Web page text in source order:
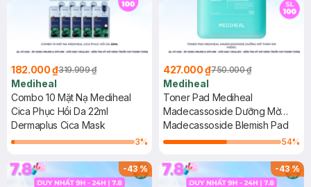
182.000 ₫319.999 ₫
Mediheal
Combo 10 Mặt Nạ Mediheal
Cica Phục Hồi Da 22ml
Dermaplus Cica Mask
3%
427.000 ₫750.000 ₫
Mediheal
Toner Pad Mediheal
Madecassoside Dưỡng Mờ
Thâm 100 Miếng
Madecassoside Blemish Pad
54%
-43% -43%